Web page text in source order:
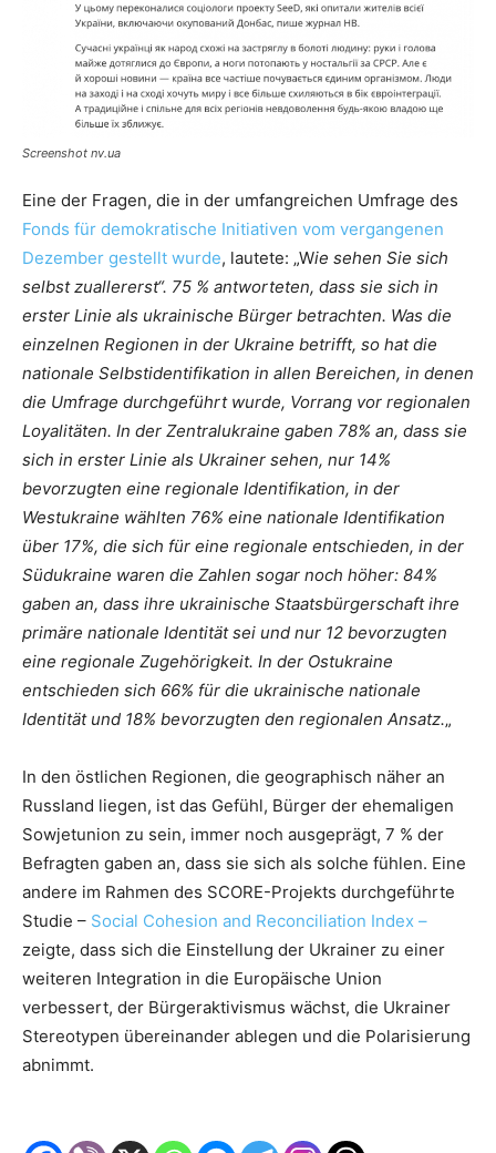
Screenshot nv.ua
Eine der Fragen, die in der umfangreichen Umfrage des
Fonds für demokratische Initiativen vom vergangenen
Dezember gestellt wurde, lautete: „Wie sehen Sie sich
selbst zuallererst“. 75 % antworteten, dass sie sich in
erster Linie als ukrainische Bürger betrachten. Was die
einzelnen Regionen in der Ukraine betrifft, so hat die
nationale Selbstidentifikation in allen Bereichen, in denen
die Umfrage durchgeführt wurde, Vorrang vor regionalen
Loyalitäten. In der Zentralukraine gaben 78% an, dass sie
sich in erster Linie als Ukrainer sehen, nur 14%
bevorzugten eine regionale Identifikation, in der
Westukraine wählten 76% eine nationale Identifikation
über 17%, die sich für eine regionale entschieden, in der
Südukraine waren die Zahlen sogar noch höher: 84%
gaben an, dass ihre ukrainische Staatsbürgerschaft ihre
primäre nationale Identität sei und nur 12 bevorzugten
eine regionale Zugehörigkeit. In der Ostukraine
entschieden sich 66% für die ukrainische nationale
Identität und 18% bevorzugten den regionalen Ansatz.„
In den östlichen Regionen, die geographisch näher an
Russland liegen, ist das Gefühl, Bürger der ehemaligen
Sowjetunion zu sein, immer noch ausgeprägt, 7 % der
Befragten gaben an, dass sie sich als solche fühlen. Eine
andere im Rahmen des SCORE-Projekts durchgeführte
Studie – Social Cohesion and Reconciliation Index –
zeigte, dass sich die Einstellung der Ukrainer zu einer
weiteren Integration in die Europäische Union
verbessert, der Bürgeraktivismus wächst, die Ukrainer
Stereotypen übereinander ablegen und die Polarisierung
abnimmt.